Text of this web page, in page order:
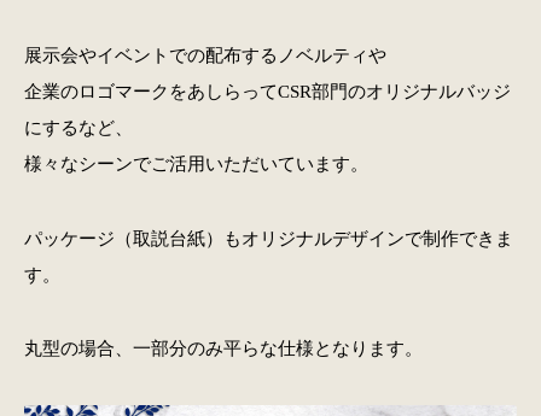
展示会やイベントでの配布するノベルティや
企業のロゴマークをあしらってCSR部門のオリジナルバッジ
にするなど、
様々なシーンでご活用いただいています。
パッケージ（取説台紙）もオリジナルデザインで制作できま
す。
丸型の場合、一部分のみ平らな仕様となります。